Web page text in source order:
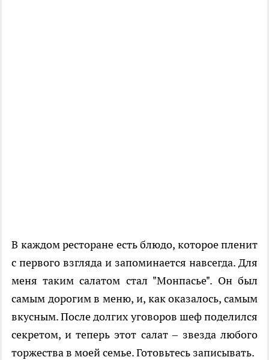
В каждом ресторане есть блюдо, которое пленит
с первого взгляда и запоминается навсегда. Для
меня таким салатом стал "Монпасье". Он был
самым дорогим в меню, и, как оказалось, самым
вкусным. После долгих уговоров шеф поделился
секретом, и теперь этот салат – звезда любого
торжества в моей семье. Готовьтесь записывать.